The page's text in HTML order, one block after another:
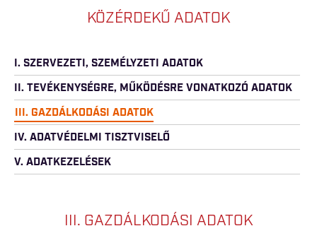
KÖZÉRDEKŰ ADATOK
I. SZERVEZETI, SZEMÉLYZETI ADATOK
II. TEVÉKENYSÉGRE, MŰKÖDÉSRE VONATKOZÓ ADATOK
III. GAZDÁLKODÁSI ADATOK
IV. ADATVÉDELMI TISZTVISELŐ
V. ADATKEZELÉSEK
III. GAZDÁLKODÁSI ADATOK